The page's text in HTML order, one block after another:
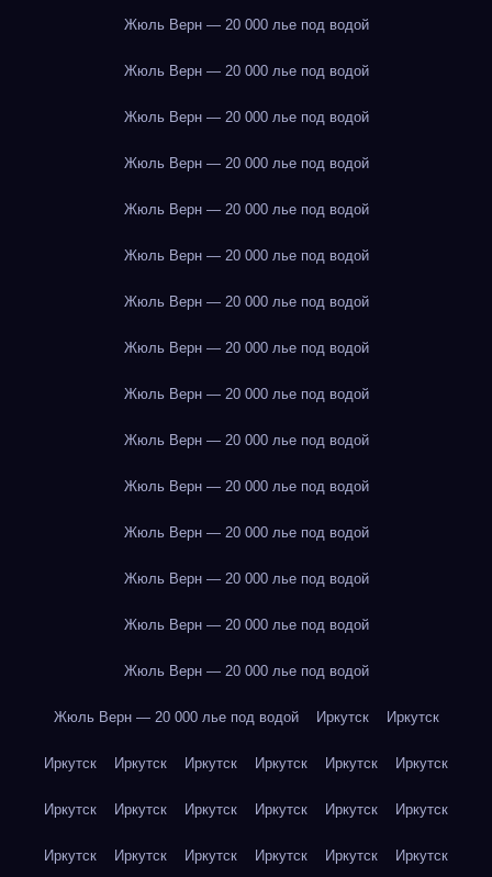
Жюль Верн — 20 000 лье под водой
Жюль Верн — 20 000 лье под водой
Жюль Верн — 20 000 лье под водой
Жюль Верн — 20 000 лье под водой
Жюль Верн — 20 000 лье под водой
Жюль Верн — 20 000 лье под водой
Жюль Верн — 20 000 лье под водой
Жюль Верн — 20 000 лье под водой
Жюль Верн — 20 000 лье под водой
Жюль Верн — 20 000 лье под водой
Жюль Верн — 20 000 лье под водой
Жюль Верн — 20 000 лье под водой
Жюль Верн — 20 000 лье под водой
Жюль Верн — 20 000 лье под водой
Жюль Верн — 20 000 лье под водой
Жюль Верн — 20 000 лье под водой Иркутск Иркутск
Иркутск Иркутск Иркутск Иркутск Иркутск Иркутск
Иркутск Иркутск Иркутск Иркутск Иркутск Иркутск
Иркутск Иркутск Иркутск Иркутск Иркутск Иркутск